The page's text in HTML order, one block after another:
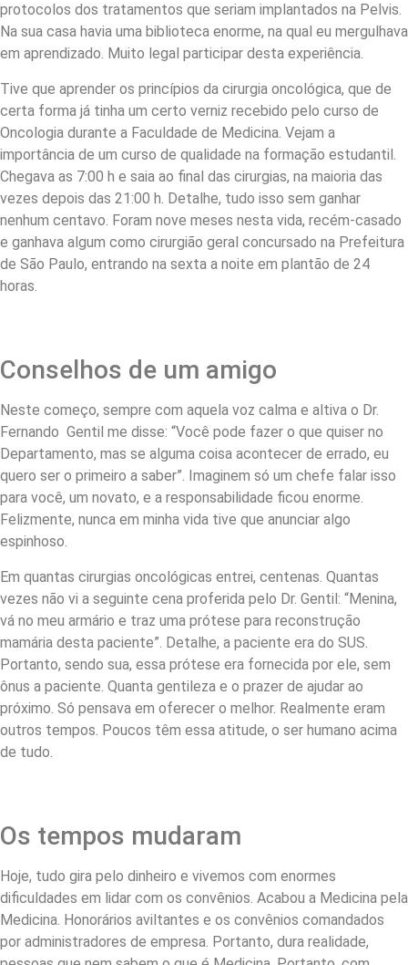
protocolos dos tratamentos que seriam implantados na Pelvis.
Na sua casa havia uma biblioteca enorme, na qual eu mergulhava
em aprendizado. Muito legal participar desta experiência.
Tive que aprender os princípios da cirurgia oncológica, que de
certa forma já tinha um certo verniz recebido pelo curso de
Oncologia durante a Faculdade de Medicina. Vejam a
importância de um curso de qualidade na formação estudantil.
Chegava as 7:00 h e saia ao final das cirurgias, na maioria das
vezes depois das 21:00 h. Detalhe, tudo isso sem ganhar
nenhum centavo. Foram nove meses nesta vida, recém-casado
e ganhava algum como cirurgião geral concursado na Prefeitura
de São Paulo, entrando na sexta a noite em plantão de 24
horas.
Conselhos de um amigo
Neste começo, sempre com aquela voz calma e altiva o Dr.
Fernando Gentil me disse: “Você pode fazer o que quiser no
Departamento, mas se alguma coisa acontecer de errado, eu
quero ser o primeiro a saber”. Imaginem só um chefe falar isso
para você, um novato, e a responsabilidade ficou enorme.
Felizmente, nunca em minha vida tive que anunciar algo
espinhoso.
Em quantas cirurgias oncológicas entrei, centenas. Quantas
vezes não vi a seguinte cena proferida pelo Dr. Gentil: “Menina,
vá no meu armário e traz uma prótese para reconstrução
mamária desta paciente”. Detalhe, a paciente era do SUS.
Portanto, sendo sua, essa prótese era fornecida por ele, sem
ônus a paciente. Quanta gentileza e o prazer de ajudar ao
próximo. Só pensava em oferecer o melhor. Realmente eram
outros tempos. Poucos têm essa atitude, o ser humano acima
de tudo.
Os tempos mudaram
Hoje, tudo gira pelo dinheiro e vivemos com enormes
dificuldades em lidar com os convênios. Acabou a Medicina pela
Medicina. Honorários aviltantes e os convênios comandados
por administradores de empresa. Portanto, dura realidade,